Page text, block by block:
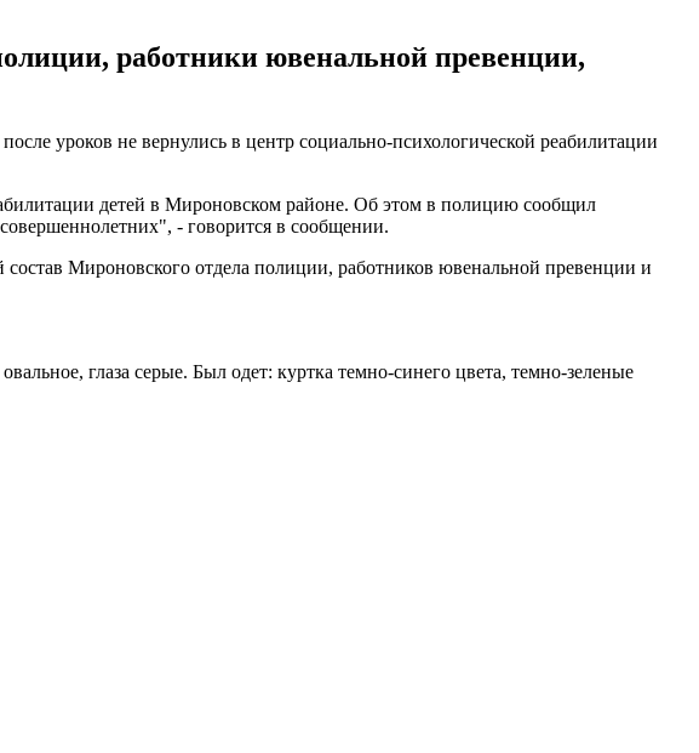
работники ювенальной превенции,
уроков не вернулись в центр социально-психологической реабилитации
детей в Мироновском районе. Об этом в полицию сообщил
- говорится в сообщении.
Мироновского отдела полиции, работников ювенальной превенции и
глаза серые. Был одет: куртка темно-синего цвета, темно-зеленые